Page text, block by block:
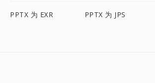
PPTX 为 EXR PPTX 为 JPS